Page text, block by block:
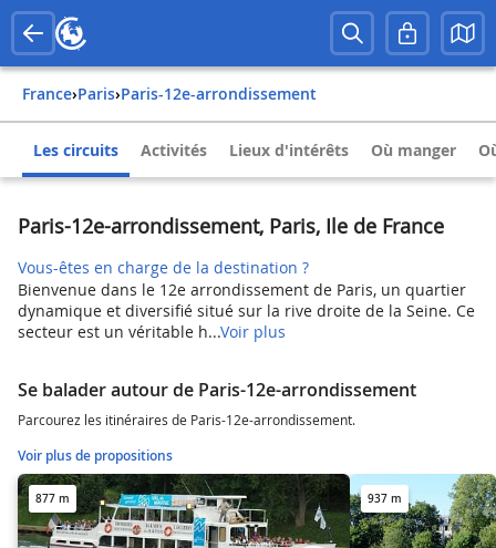
France› Paris› Paris-12e-arrondissement
Les circuits Activités Lieux d'intérêts Où manger
Paris-12e-arrondissement, Paris, Ile de France
Vous-êtes en charge de la destination ?
Bienvenue dans le 12e arrondissement de Paris, un quartier
dynamique et diversifié situé sur la rive droite de la Seine. Ce
secteur est un véritable h...Voir plus
Se balader autour de Paris-12e-arrondissement
Parcourez les itinéraires de Paris-12e-arrondissement.
Voir plus de propositions
877 m 937 m